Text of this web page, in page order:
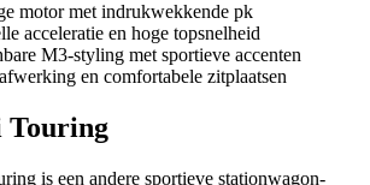
motor met indrukwekkende pk
acceleratie en hoge topsnelheid
M3-styling met sportieve accenten
en comfortabele zitplaatsen
Touring
is een andere sportieve stationwagon-